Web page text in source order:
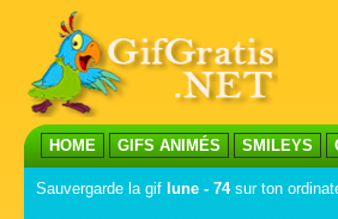
HOME GIFS ANIMÉS SMILEYS
Sauvergarde la gif lune - 74sur ton